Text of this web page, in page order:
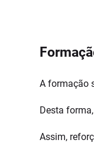
A formação
Desta
Assim,